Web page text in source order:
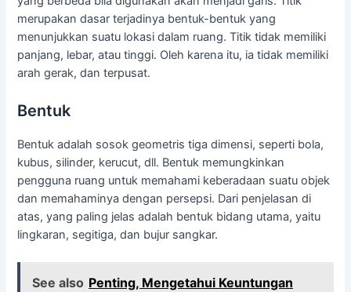
merupakan dasar terjadinya bentuk-bentuk yang
menunjukkan suatu lokasi dalam ruang. Titik tidak memiliki
panjang, lebar, atau tinggi. Oleh karena itu, ia tidak memiliki
arah gerak, dan terpusat.
Bentuk
Bentuk adalah sosok geometris tiga dimensi, seperti bola,
kubus, silinder, kerucut, dll. Bentuk memungkinkan
pengguna ruang untuk memahami keberadaan suatu objek
dan memahaminya dengan persepsi. Dari penjelasan di
atas, yang paling jelas adalah bentuk bidang utama, yaitu
lingkaran, segitiga, dan bujur sangkar.
See also Penting, Mengetahui Keuntungan